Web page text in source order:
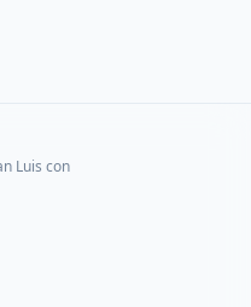
Luis con